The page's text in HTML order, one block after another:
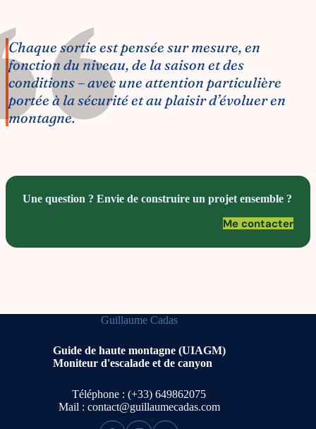
Chaque sortie est pensée sur mesure, en
fonction du niveau, de la saison et des
conditions – avec une attention particulière
portée à la sécurité et au plaisir d’évoluer en
montagne.
Une question ? Envie de construire un projet ensemble ?
Me contacter
Guillaume Cadas
Guide de haute montagne (UIAGM)
Moniteur d'escalade et de canyon
Téléphone : (+33) 649862075
Mail : contact@guillaumecadas.com